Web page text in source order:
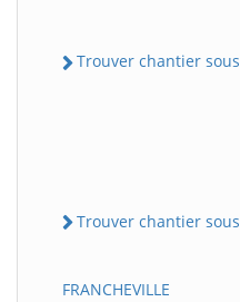
Trouver chantier
Trouver chantier
FRANCHEVILLE